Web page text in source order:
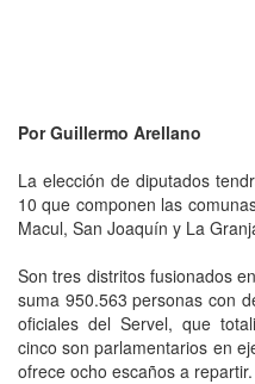
Por Guillermo Arellano
La elección de diputados
10 que componen las
Macul, San Joaquín y La
Son tres distritos fusionados
suma 950.563 personas con
oficiales del Servel, que
cinco son parlamentarios en
ofrece ocho escaños a repartir.